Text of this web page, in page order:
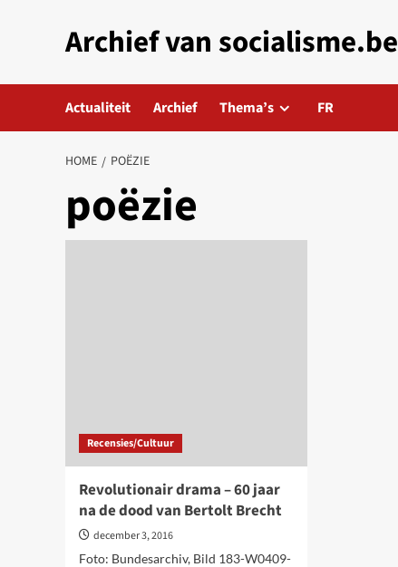
Archief van socialisme.be
Actualiteit Archief Thema’s FR
HOME POËZIE
poëzie
Recensies/Cultuur
Revolutionair drama – 60 jaar
na de dood van Bertolt Brecht
december 3, 2016
Foto: Bundesarchiv, Bild 183-W0409-